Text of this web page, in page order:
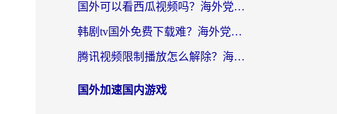
国外可以看西瓜视频吗？海外党追剧看片的终极解决方案
韩剧tv国外免费下载难？海外党看国内剧的加速器选择指南（附实用技巧）
腾讯视频限制播放怎么解除？海外党亲测有效的回国加速指南
国外加速国内游戏